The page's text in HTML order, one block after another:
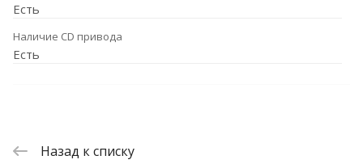
Есть
Наличие CD привода
Есть
Назад к списку